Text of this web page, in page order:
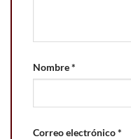
Nombre*
Correo electrónico*